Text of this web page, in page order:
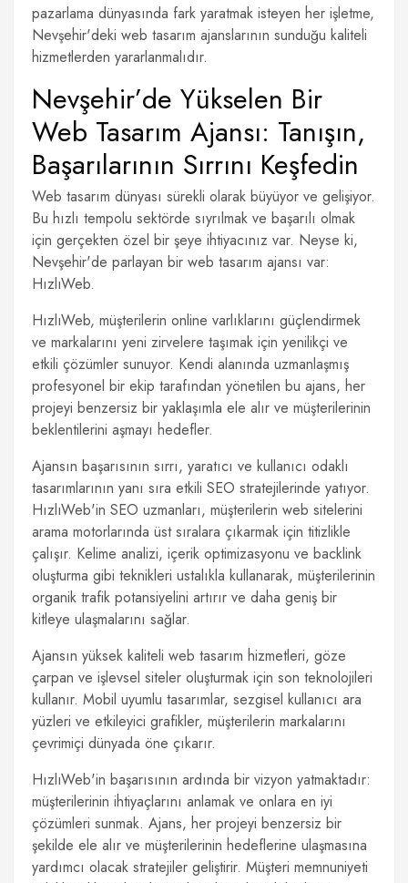
pazarlama dünyasında fark yaratmak isteyen her işletme,
Nevşehir'deki web tasarım ajanslarının sunduğu kaliteli
hizmetlerden yararlanmalıdır.
Nevşehir’de Yükselen Bir
Web Tasarım Ajansı: Tanışın,
Başarılarının Sırrını Keşfedin
Web tasarım dünyası sürekli olarak büyüyor ve gelişiyor.
Bu hızlı tempolu sektörde sıyrılmak ve başarılı olmak
için gerçekten özel bir şeye ihtiyacınız var. Neyse ki,
Nevşehir'de parlayan bir web tasarım ajansı var:
HızlıWeb.
HızlıWeb, müşterilerin online varlıklarını güçlendirmek
ve markalarını yeni zirvelere taşımak için yenilikçi ve
etkili çözümler sunuyor. Kendi alanında uzmanlaşmış
profesyonel bir ekip tarafından yönetilen bu ajans, her
projeyi benzersiz bir yaklaşımla ele alır ve müşterilerinin
beklentilerini aşmayı hedefler.
Ajansın başarısının sırrı, yaratıcı ve kullanıcı odaklı
tasarımlarının yanı sıra etkili SEO stratejilerinde yatıyor.
HızlıWeb'in SEO uzmanları, müşterilerin web sitelerini
arama motorlarında üst sıralara çıkarmak için titizlikle
çalışır. Kelime analizi, içerik optimizasyonu ve backlink
oluşturma gibi teknikleri ustalıkla kullanarak, müşterilerinin
organik trafik potansiyelini artırır ve daha geniş bir
kitleye ulaşmalarını sağlar.
Ajansın yüksek kaliteli web tasarım hizmetleri, göze
çarpan ve işlevsel siteler oluşturmak için son teknolojileri
kullanır. Mobil uyumlu tasarımlar, sezgisel kullanıcı ara
yüzleri ve etkileyici grafikler, müşterilerin markalarını
çevrimiçi dünyada öne çıkarır.
HızlıWeb'in başarısının ardında bir vizyon yatmaktadır:
müşterilerinin ihtiyaçlarını anlamak ve onlara en iyi
çözümleri sunmak. Ajans, her projeyi benzersiz bir
şekilde ele alır ve müşterilerinin hedeflerine ulaşmasına
yardımcı olacak stratejiler geliştirir. Müşteri memnuniyeti